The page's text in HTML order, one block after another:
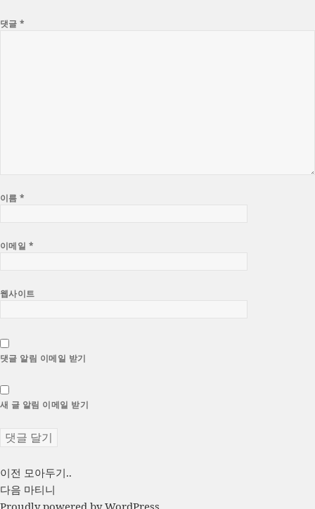
댓글*
이름*
이메일 *
웹사이트
댓글 알림 이메일 받기
새 글 알림 이메일 받기
글
탐
이전 이
전
글:
모아두기..
다음 다
음
마티니
Proudly powered by WordPress